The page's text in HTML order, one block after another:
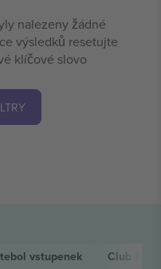
nalezeny žádné
výsledků resetujte
klíčové slovo
vstupenek Club